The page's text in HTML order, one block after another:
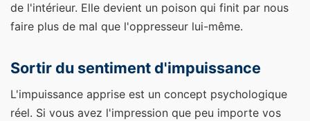
de l'intérieur. Elle devient un poison qui finit par nous
faire plus de mal que l'oppresseur lui-même.
Sortir du sentiment d'impuissance
L'impuissance apprise est un concept psychologique
réel. Si vous avez l'impression que peu importe vos